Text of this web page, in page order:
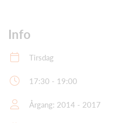
Info
Tirsdag
17:30 - 19:00
Årgang: 2014 - 2017